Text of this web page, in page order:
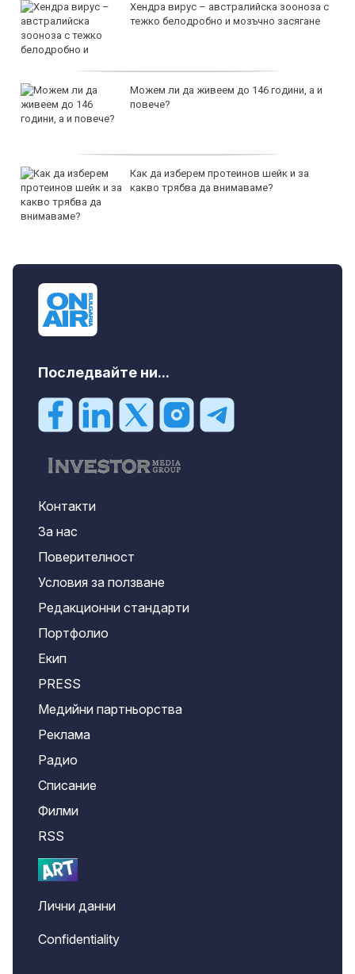
Хендра вирус – австралийска зооноза с
тежко белодробно и мозъчно засягане
Можем ли да живеем до 146 години, а и
повече?
Как да изберем протеинов шейк и за
какво трябва да внимаваме?
Последвайте ни...
Контакти
За нас
Поверителност
Условия за ползване
Редакционни стандарти
Портфолио
Екип
PRESS
Медийни партньорства
Реклама
Радио
Списание
Филми
RSS
Лични данни
Confidentiality